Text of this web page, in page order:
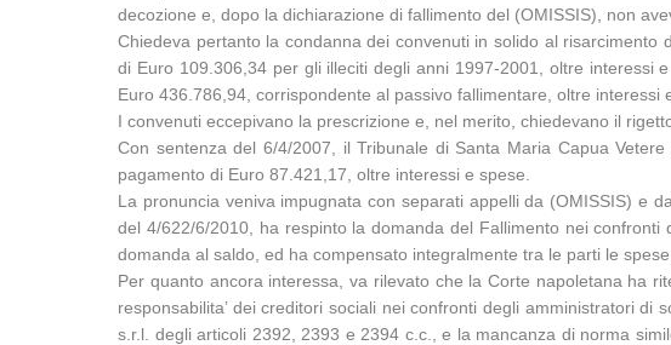
decozione e, dopo la dichiarazione di fallimento del (OMISSIS), non
Chiedeva pertanto la condanna dei convenuti in solido al
di Euro 109.306,34 per gli illeciti degli anni 1997-2001, oltre interessi
Euro 436.786,94, corrispondente al passivo fallimentare, oltre interessi
I convenuti eccepivano la prescrizione e, nel merito, chiedevano il
Con sentenza del 6/4/2007, il Tribunale di Santa Maria Capua
pagamento di Euro 87.421,17, oltre interessi e spese.
La pronuncia veniva impugnata con separati appelli da (OMISSIS) e
del 4/622/6/2010, ha respinto la domanda del Fallimento nei
domanda al saldo, ed ha compensato integralmente tra le parti le spese
Per quanto ancora interessa, va rilevato che la Corte napoletana ha
responsabilita’ dei creditori sociali nei confronti degli amministratori di
s.r.l. degli articoli 2392, 2393 e 2394 c.c., e la mancanza di norma